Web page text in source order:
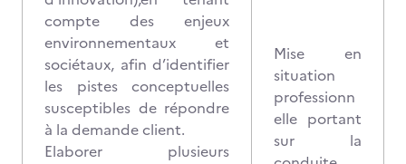
compte des enjeux
environnementaux et
sociétaux, afin d’identifier
les pistes conceptuelles
susceptibles de répondre
à la demande client.
Elaborer plusieurs
Mise en
situation
professionn
elle portant
sur la